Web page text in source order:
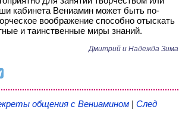
кабинета Вениамин может быть по-
воображение способно отыскать
и таинственные миры знаний.
Дмитрий и Надежда Зима
общения с Вениамином | След